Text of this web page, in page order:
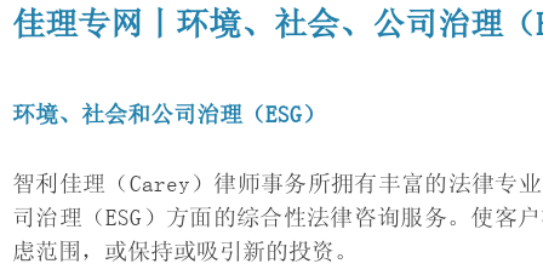
佳理专网丨环境、社会、公司治理（
环境、社会和公司治理（ESG）
智利佳理（Carey）律师事务所拥有丰富的法律专
司治理（ESG）方面的综合性法律咨询服务。使客
虑范围，或保持或吸引新的投资。